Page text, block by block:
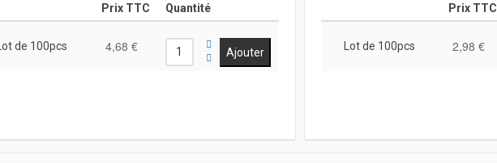
Prix TTC Quantité
Lot de 100pcs 4,68 €
Prix TTC
Lot de 100pcs 2,98 €